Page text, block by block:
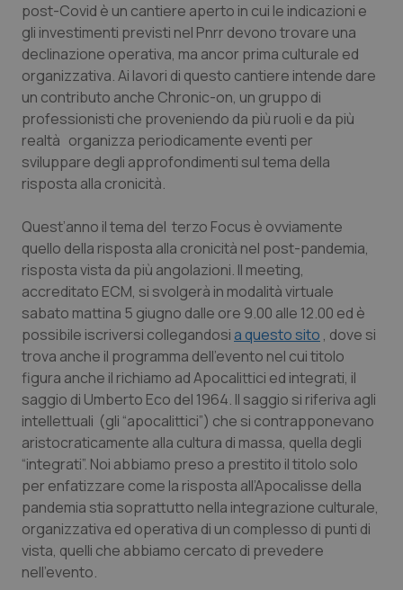
Umbria
Valle D’Aosta
Veneto
Oftalmologia
Oncodermatologia
Oncoematologia
Oncologia & Nutrizione
Quotidiano Cardiologia
Quotidiano Chirurgia
Quotidiano Oncologia
Quotidiano Pediatria
Rene & patologie urogenitali
Salute orale & impianti
Sangue & coagulazione
Tiroide
post-Covid è un cantiere aperto in cui le indicazioni e
gli investimenti previsti nel Pnrr devono trovare una
declinazione operativa, ma ancor prima culturale ed
organizzativa. Ai lavori di questo cantiere intende dare
un contributo anche Chronic-on, un gruppo di
professionisti che proveniendo da più ruoli e da più
realtà organizza periodicamente eventi per
sviluppare degli approfondimenti sul tema della
risposta alla cronicità.
Quest’anno il tema del terzo Focus è ovviamente
quello della risposta alla cronicità nel post-pandemia,
risposta vista da più angolazioni. Il meeting,
accreditato ECM, si svolgerà in modalità virtuale
sabato mattina 5 giugno dalle ore 9.00 alle 12.00 ed è
possibile iscriversi collegandosi a questo sito , dove si
trova anche il programma dell’evento nel cui titolo
figura anche il richiamo ad Apocalittici ed integrati, il
saggio di Umberto Eco del 1964. Il saggio si riferiva agli
intellettuali (gli “apocalittici”) che si contrapponevano
aristocraticamente alla cultura di massa, quella degli
“integrati”. Noi abbiamo preso a prestito il titolo solo
per enfatizzare come la risposta all’Apocalisse della
pandemia stia soprattutto nella integrazione culturale,
organizzativa ed operativa di un complesso di punti di
vista, quelli che abbiamo cercato di prevedere
nell’evento.